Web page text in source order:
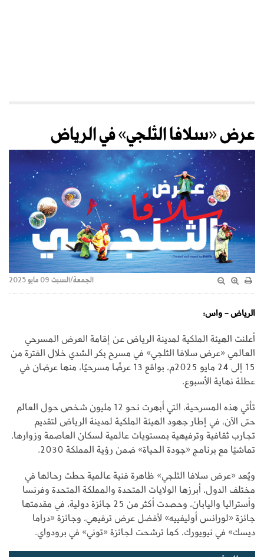
عرض «سلافا الثلجي» في الرياض
الجمعة/السبت 09 مايو 2025
الرياض - واس:
أعلنت الهيئة الملكية لمدينة الرياض عن إقامة العرض المسرحي
العالمي «عرض سلافا الثلجي» في مسرح بكر الشدي خلال الفترة من
15 إلى 24 مايو 2025م، بواقع 13 عرضًا مسرحيًا، منها عرضان في
عطلة نهاية الأسبوع.
تأتي هذه المسرحية، التي أبهرت نحو 12 مليون شخص حول العالم
حتى الآن، في إطار جهود الهيئة الملكية لمدينة الرياض لتقديم
تجارب ثقافية وترفيهية بمستويات عالمية لسكان العاصمة وزوارها،
تماشيًا مع برنامج «جودة الحياة» ضمن رؤية المملكة 2030.
ويُعد «عرض سلافا الثلجي» ظاهرة فنية عالمية حطت رحالها في
مختلف الدول، أبرزها الولايات المتحدة والمملكة المتحدة وفرنسا
وأستراليا واليابان، وحصدت أكثر من 25 جائزة دولية، في مقدمتها
جائزة «لورانس أوليفييه» لأفضل عرض ترفيهي، وجائزة «دراما
ديسك» في نيويورك، كما ترشحت لجائزة «توني» في برودواي.